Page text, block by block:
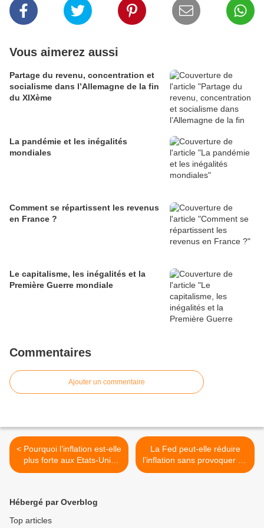
Vous aimerez aussi
Partage du revenu, concentration et
socialisme dans l’Allemagne de la fin
du XIXème
La pandémie et les inégalités
mondiales
Comment se répartissent les revenus
en France ?
Le capitalisme, les inégalités et la
Première Guerre mondiale
Commentaires
Ajouter un commentaire
< Pourquoi l’inflation est-elle
plus forte aux Etats-Unis
que dans les autres pays
La Fed peut-elle réduire
l’inflation sans provoquer de
récession ? >
Hébergé par Overblog
Top articles